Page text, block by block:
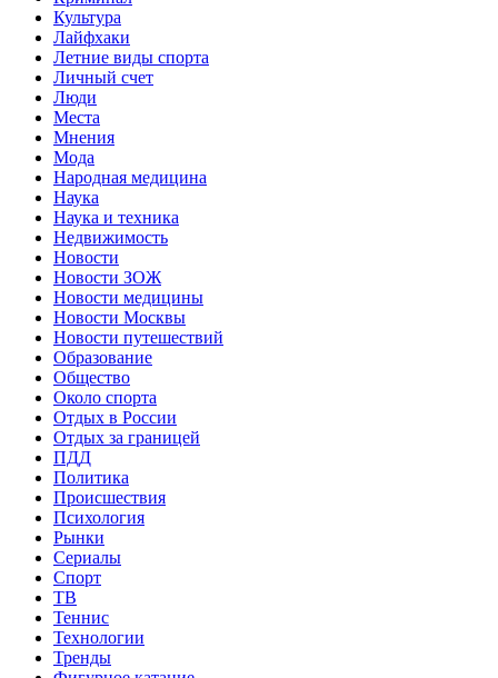
Культура
Лайфхаки
Летние виды спорта
Личный счет
Люди
Места
Мнения
Мода
Народная медицина
Наука
Наука и техника
Недвижимость
Новости
Новости ЗОЖ
Новости медицины
Новости Москвы
Новости путешествий
Образование
Общество
Около спорта
Отдых в России
Отдых за границей
ПДД
Политика
Происшествия
Психология
Рынки
Сериалы
Спорт
ТВ
Теннис
Технологии
Тренды